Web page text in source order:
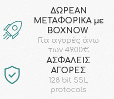
ΔΩΡΕΑΝ
ΜΕΤΑΦΟΡΙΚΑ με
ΒΟΧΝΟW
Για αγορές άνω
των 49.00€
AΣΦΑΛΕΙΣ
ΑΓΟΡΕΣ
128 bit SSL
protocols